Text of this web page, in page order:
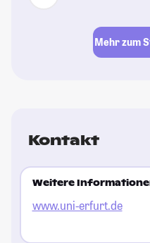
Mehr zum
Kontakt
Weitere
www.uni-erfurt.de